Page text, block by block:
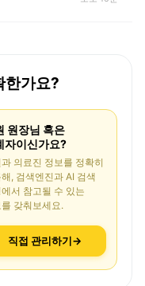
한가요?
원장님 혹은
자이신가요?
의료진 정보를 정확히
, 검색엔진과 AI 검색
서 참고될 수 있는
를 갖춰보세요.
직접 관리하기→